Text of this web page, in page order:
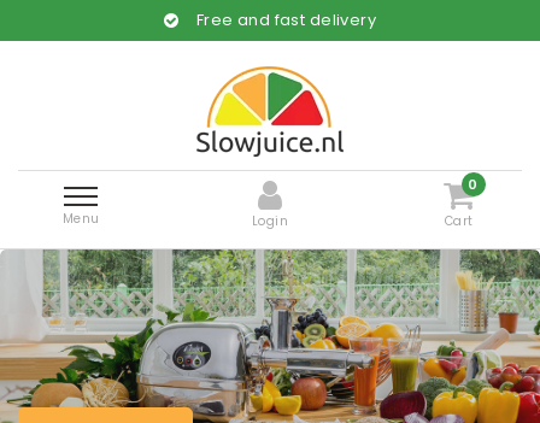
Free and fast delivery
Menu Login
0
Cart